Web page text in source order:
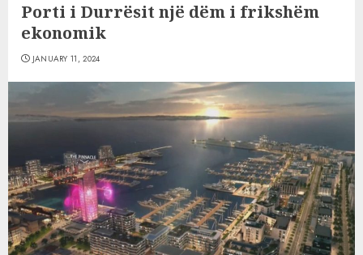
Porti i Durrësit një dëm i frikshëm
ekonomik
JANUARY 11, 2024